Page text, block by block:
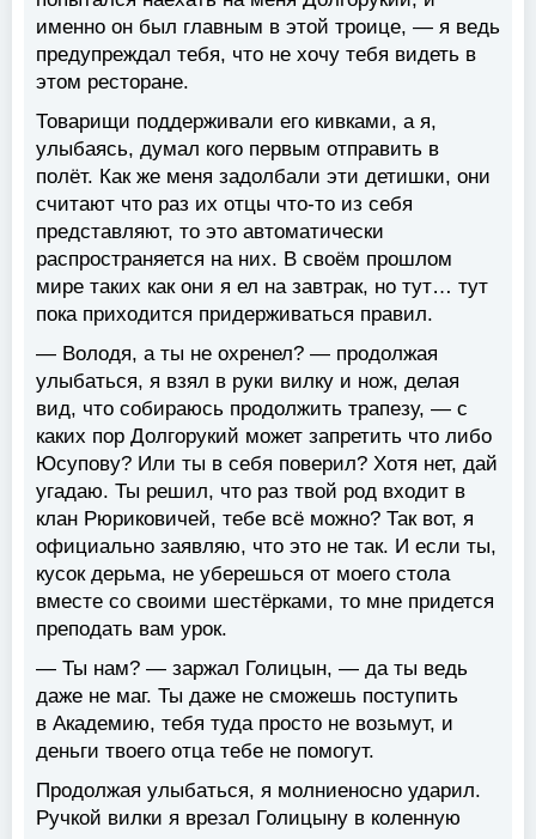
именно он был главным в этой троице, — я ведь
предупреждал тебя, что не хочу тебя видеть в
этом ресторане.
Товарищи поддерживали его кивками, а я,
улыбаясь, думал кого первым отправить в
полёт. Как же меня задолбали эти детишки, они
считают что раз их отцы что-то из себя
представляют, то это автоматически
распространяется на них. В своём прошлом
мире таких как они я ел на завтрак, но тут… тут
пока приходится придерживаться правил.
— Володя, а ты не охренел? — продолжая
улыбаться, я взял в руки вилку и нож, делая
вид, что собираюсь продолжить трапезу, — с
каких пор Долгорукий может запретить что либо
Юсупову? Или ты в себя поверил? Хотя нет, дай
угадаю. Ты решил, что раз твой род входит в
клан Рюриковичей, тебе всё можно? Так вот, я
официально заявляю, что это не так. И если ты,
кусок дерьма, не уберешься от моего стола
вместе со своими шестёрками, то мне придется
преподать вам урок.
— Ты нам? — заржал Голицын, — да ты ведь
даже не маг. Ты даже не сможешь поступить
в Академию, тебя туда просто не возьмут, и
деньги твоего отца тебе не помогут.
Продолжая улыбаться, я молниеносно ударил.
Ручкой вилки я врезал Голицыну в коленную